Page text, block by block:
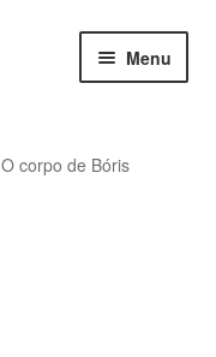
Menu
O corpo de Bóris